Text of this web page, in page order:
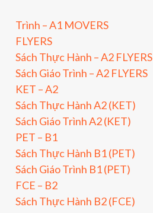
Trình – A1 MOVERS
FLYERS
Sách Thực Hành – A2 FLYERS
Sách Giáo Trình – A2 FLYERS
KET – A2
Sách Thực Hành A2 (KET)
Sách Giáo Trình A2 (KET)
PET – B1
Sách Thực Hành B1 (PET)
Sách Giáo Trình B1 (PET)
FCE – B2
Sách Thực Hành B2 (FCE)